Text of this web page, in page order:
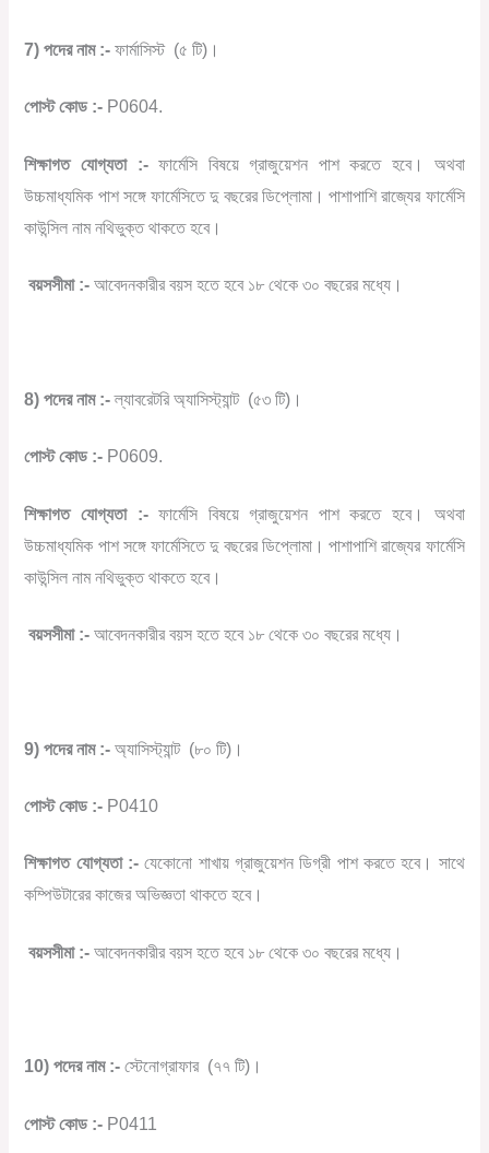
7) পদের নাম :- ফার্মাসিস্ট (৫ টি)।
পোস্ট কোড :- P0604.
শিক্ষাগত যোগ্যতা :-ফার্মেসি বিষয়ে গ্রাজুয়েশন পাশ করতে হবে। অথবা
উচ্চমাধ্যমিক পাশ সঙ্গে ফার্মেসিতে দু বছরের ডিপ্লোমা। পাশাপাশি রাজ্যের ফার্মেসি
কাউন্সিল নাম নথিভুক্ত থাকতে হবে।
বয়সসীমা :-আবেদনকারীর বয়স হতে হবে ১৮ থেকে ৩০ বছরের মধ্যে।
8) পদের নাম :-ল্যাবরেটরি অ্যাসিস্ট্যান্ট (৫৩ টি)।
পোস্ট কোড :- P0609.
শিক্ষাগত যোগ্যতা :-ফার্মেসি বিষয়ে গ্রাজুয়েশন পাশ করতে হবে। অথবা
উচ্চমাধ্যমিক পাশ সঙ্গে ফার্মেসিতে দু বছরের ডিপ্লোমা। পাশাপাশি রাজ্যের ফার্মেসি
কাউন্সিল নাম নথিভুক্ত থাকতে হবে।
বয়সসীমা :- আবেদনকারীর বয়স হতে হবে ১৮ থেকে ৩০ বছরের মধ্যে।
9) পদের নাম :-অ্যাসিস্ট্যান্ট (৮০ টি)।
পোস্ট কোড :- P0410
শিক্ষাগত যোগ্যতা :-যেকোনো শাখায় গ্রাজুয়েশন ডিগ্রী পাশ করতে হবে। সাথে
কম্পিউটারের কাজের অভিজ্ঞতা থাকতে হবে।
বয়সসীমা :-আবেদনকারীর বয়স হতে হবে ১৮ থেকে ৩০ বছরের মধ্যে।
10) পদের নাম :-স্টেনোগ্রাফার (৭৭ টি)।
পোস্ট কোড :- P0411